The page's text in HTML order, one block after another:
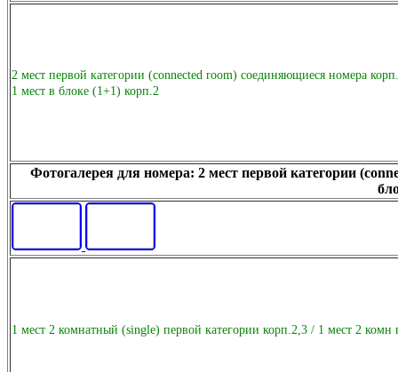
2 мест первой категории (connected room) соединяющиеся номера
1 мест в блоке (1+1) корп.2
Фотогалерея для номера: 2 мест первой категории
1 мест 2 комнатный (single) первой категории корп.2,3 / 1 мест 2 комн